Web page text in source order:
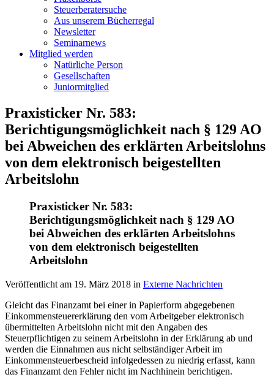
Steuerberatersuche
Aus unserem Bücherregal
Newsletter
Seminarnews
Mitglied werden
Natürliche Person
Gesellschaften
Juniormitglied
Praxisticker Nr. 583:
Berichtigungsmöglichkeit nach § 129 AO
bei Abweichen des erklärten Arbeitslohns
von dem elektronisch beigestellten
Arbeitslohn
Praxisticker Nr. 583:
Berichtigungsmöglichkeit nach § 129 AO
bei Abweichen des erklärten Arbeitslohns
von dem elektronisch beigestellten
Arbeitslohn
Veröffentlicht am 19. März 2018 in Externe Nachrichten
Gleicht das Finanzamt bei einer in Papierform abgegebenen
Einkommensteuererklärung den vom Arbeitgeber elektronisch
übermittelten Arbeitslohn nicht mit den Angaben des
Steuerpflichtigen zu seinem Arbeitslohn in der Erklärung ab und
werden die Einnahmen aus nicht selbständiger Arbeit im
Einkommensteuerbescheid infolgedessen zu niedrig erfasst, kann
das Finanzamt den Fehler nicht im Nachhinein berichtigen.